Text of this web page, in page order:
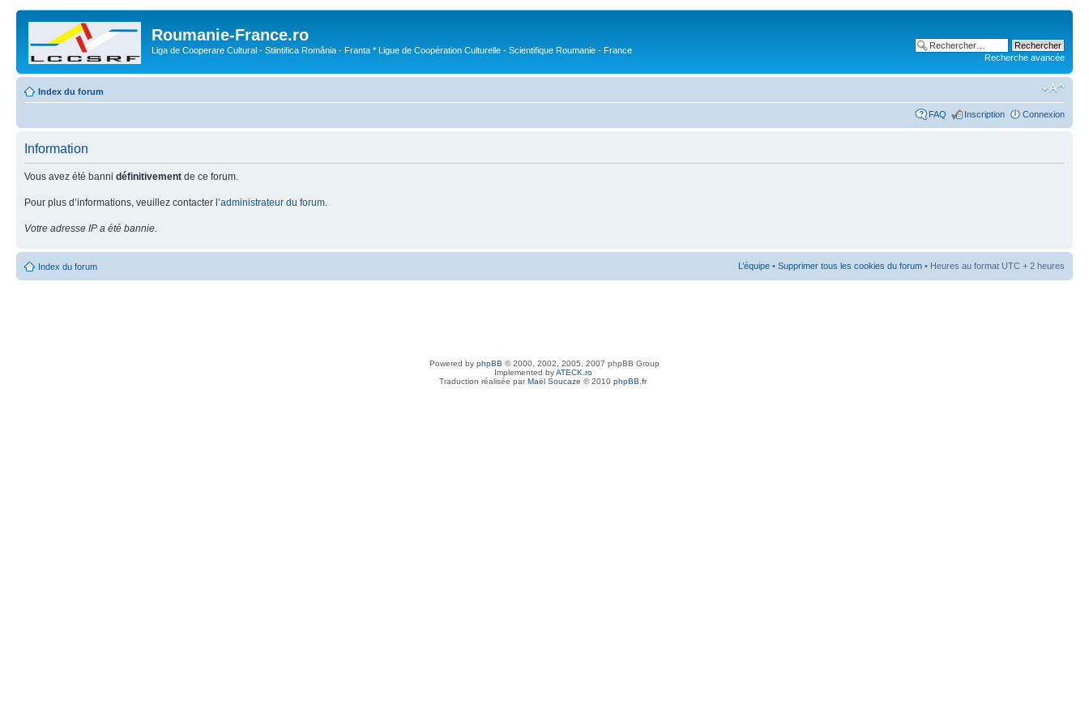
Roumanie-France.ro
Liga de Cooperare Cultural - Stiintifica România - Franta * Ligue de Coopération Culturelle - Scientifique Roumanie - France
Recherche avancée
Index du forum
FAQ Inscription Connexion
Information
Vous avez été banni définitivement de ce forum.
Pour plus d’informations, veuillez contacter l’administrateur du forum
Votre adresse IP a été bannie.
Index du forum L’équipe • Supprimer tous les cookies du forum • Heures au format UTC + 2 heures
Powered by phpBB © 2000, 2002, 2005, 2007 phpBB Group
Implemented byATECK.ro
Traduction réalisée parMaël Soucaze © 2010 phpBB.fr